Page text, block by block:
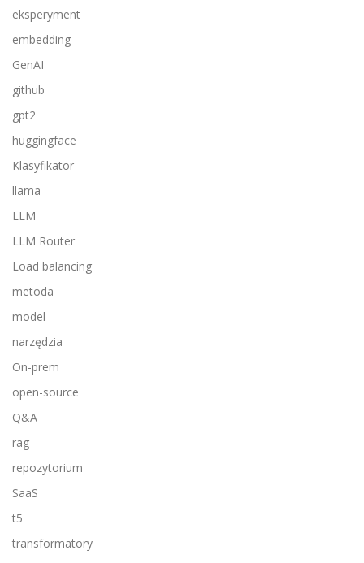
eksperyment
embedding
GenAI
github
gpt2
huggingface
Klasyfikator
llama
LLM
LLM Router
Load balancing
metoda
model
narzędzia
On-prem
open-source
Q&A
rag
repozytorium
SaaS
t5
transformatory